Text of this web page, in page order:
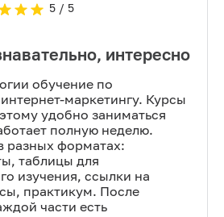
5/ 5
интересно
обучение по
маркетингу. Курсы
удобно заниматься
полную неделю.
разных форматах:
таблицы для
изучения, ссылки на
практикум. После
части есть